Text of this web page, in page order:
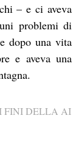
– e ci aveva
problemi di
dopo una vita
e aveva una
FINI DELLA AI